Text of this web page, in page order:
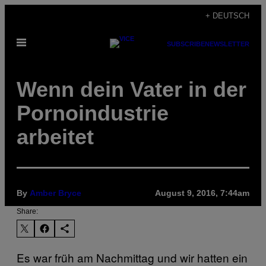
content
+ DEUTSCH
Open
SUBSCRIBENEWSLETTER
Wenn dein Vater in der
Pornoindustrie
arbeitet
By Amber Bryce August 9, 2016, 7:44am
Share:
Es war früh am Nachmittag und wir hatten ein